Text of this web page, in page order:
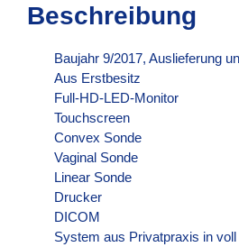
Beschreibung
Baujahr 9/2017, Auslieferung
Aus Erstbesitz
Full-HD-LED-Monitor
Touchscreen
Convex Sonde
Vaginal Sonde
Linear Sonde
Drucker
DICOM
System aus Privatpraxis in